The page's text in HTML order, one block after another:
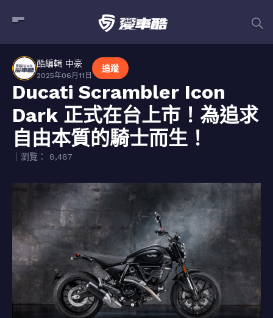
酷編輯 中豪
2025年06月11日
追蹤
Ducati Scrambler Icon
Dark 正式在台上市！為追求
自由本質的騎士而生！
｜瀏覽： 8,487